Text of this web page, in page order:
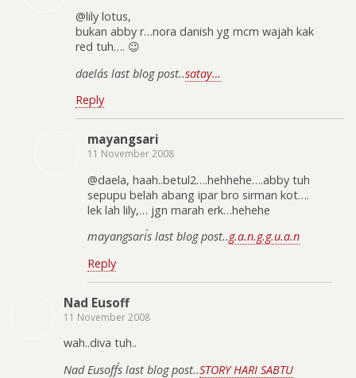
@lily lotus,
bukan abby r…nora danish yg mcm wajah kak
red tuh…. 😉
daela´s last blog post..satay…
Reply
mayangsari
11 November 2008
@daela, haah..betul2….hehhehe….abby tuh
sepupu belah abang ipar bro sirman kot….
lek lah lily,… jgn marah erk…hehehe
mayangsari´s last blog post..g.a.n.g.g.u.a.n
Reply
Nad Eusoff
11 November 2008
wah..diva tuh..
Nad Eusoff´s last blog post..STORY HARI SABTU